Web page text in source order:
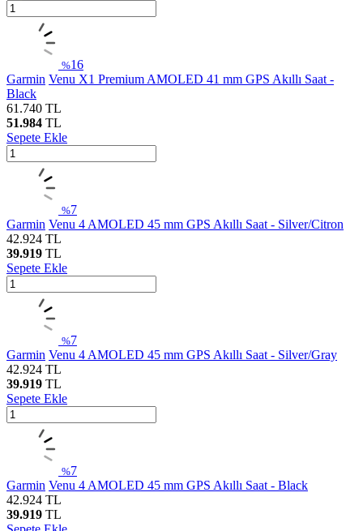
%16
Garmin Venu X1 Premium AMOLED 41 mm GPS Akıllı Saat -
Black
61.740 TL
51.984 TL
Sepete Ekle
%7
Garmin Venu 4 AMOLED 45 mm GPS Akıllı Saat - Silver/Citron
42.924 TL
39.919 TL
Sepete Ekle
%7
Garmin Venu 4 AMOLED 45 mm GPS Akıllı Saat - Silver/Gray
42.924 TL
39.919 TL
Sepete Ekle
%7
Garmin Venu 4 AMOLED 45 mm GPS Akıllı Saat - Black
42.924 TL
39.919 TL